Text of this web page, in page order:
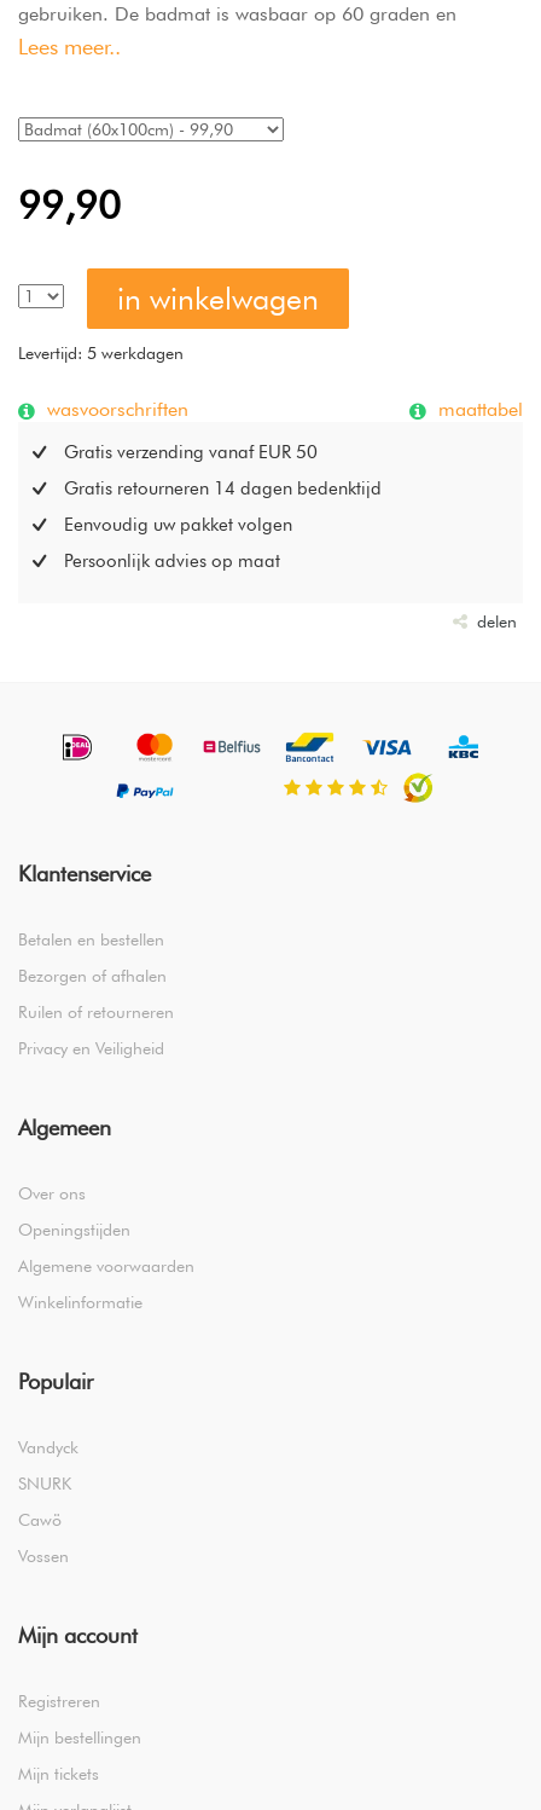
gebruiken. De badmat is wasbaar op 60 graden en
geschikt voor de droger en vloerverwarming.
Lees meer..
99,90
in winkelwagen
Levertijd: 5 werkdagen
wasvoorschriften maattabel
Gratis verzending vanaf EUR 50
Gratis retourneren 14 dagen bedenktijd
Eenvoudig uw pakket volgen
Persoonlijk advies op maat
delen
Klantenservice
Betalen en bestellen
Bezorgen of afhalen
Ruilen of retourneren
Privacy en Veiligheid
Algemeen
Over ons
Openingstijden
Algemene voorwaarden
Winkelinformatie
Populair
Vandyck
SNURK
Cawö
Vossen
Mijn account
Registreren
Mijn bestellingen
Mijn tickets